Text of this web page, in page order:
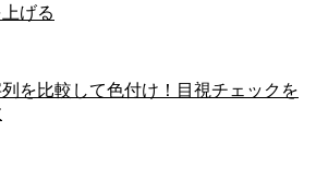
げる
を比較して色付け！目視チェックを